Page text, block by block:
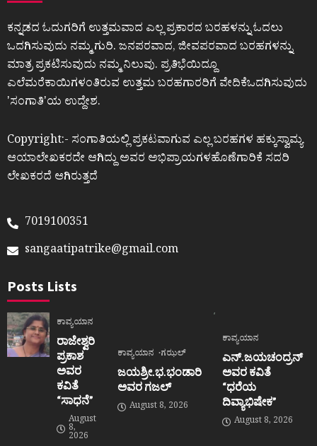
ಕನ್ನಡದ ಓದುಗರಿಗೆ ಉತ್ತಮವಾದ ಎಲ್ಲ ಪ್ರಕಾರದ ಬರಹಳನ್ನು ಓದಲು
ಒದಗಿಸುವುದು ನಮ್ಮ ಗುರಿ. ಜನಪರವಾದ, ಜೀವಪರವಾದ ಬರಹಗಳನ್ನು
ಮಾತ್ರ ಪ್ರಕಟಿಸುವುದು ನಮ್ಮ ನಿಲುವು. ಪ್ರತಿಭೆಯಿದ್ದೂ
ಎಲೆಮರೆಕಾಯಿಗಳಂತಿರುವ ಉತ್ತಮ ಬರಹಗಾರರಿಗೆ ವೇದಿಕೆಒದಗಿಸುವುದು
ʼಸಂಗಾತಿʼಯ ಉದ್ದೇಶ.
Copyright:- ಸಂಗಾತಿಯಲ್ಲಿ ಪ್ರಕಟವಾಗುವ ಎಲ್ಲ ಬರಹಗಳ ಹಕ್ಕುಸ್ವಾಮ್ಯ
ಆಯಾಲೇಖಕರದೇ ಆಗಿದ್ದು ಅವರ ಅಭಿಪ್ರಾಯಗಳಹೊಣೆಗಾರಿಕೆ ಸದರಿ
ಲೇಖಕರದೆ ಆಗಿರುತ್ತದೆ
7019100351
sangaatipatrike@gmail.com
Posts Lists
ಕಾವ್ಯಯಾನ
ರಾಜೇಶ್ವರಿ
ಪ್ರಕಾಶ
ಅವರ
ಕವಿತೆ
“ಸಾಧನೆ”
August
8,
2026
ಕಾವ್ಯಯಾನ ಗಝಲ್
ಜಯಶ್ರೀ.ಭ.ಭಂಡಾರಿ
ಅವರ ಗಜಲ್
August 8, 2026
ಕಾವ್ಯಯಾನ
ಎನ್.ಜಯಚಂದ್ರನ್
ಅವರ ಕವಿತೆ
“ಧರೆಯ
ದಿವ್ಯಾಭಿಷೇಕ”
August 8, 2026